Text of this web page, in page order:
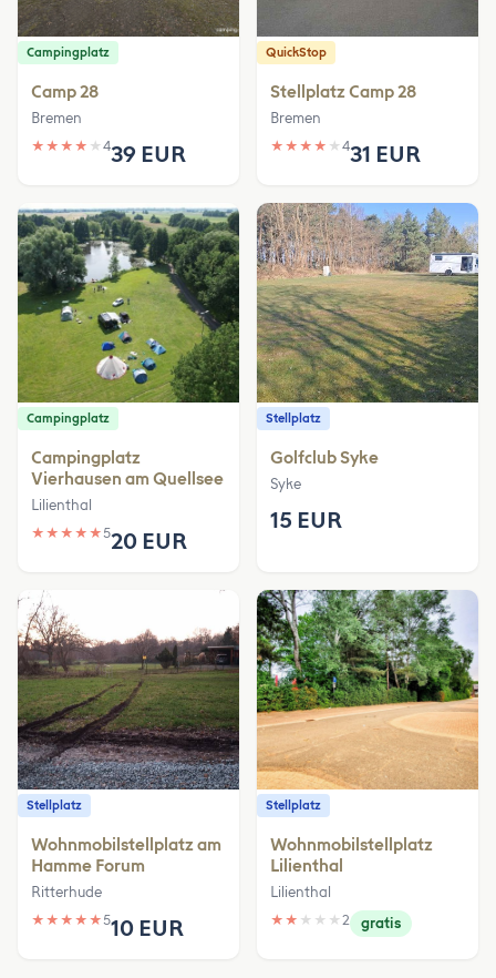
Campingplatz
Camp 28
Bremen
★ ★ ★ ★ ★ 439 EUR
QuickStop
Stellplatz Camp 28
Bremen
★ ★ ★ ★ ★ 431 EUR
Campingplatz
Campingplatz
Vierhausen am Quellsee
Lilienthal
★ ★ ★ ★ ★520 EUR
Stellplatz
Golfclub Syke
Syke
15 EUR
Stellplatz
Wohnmobilstellplatz am
Hamme Forum
Ritterhude
★ ★ ★ ★ ★510 EUR
Stellplatz
Wohnmobilstellplatz
Lilienthal
Lilienthal
★ ★ ★ ★ ★ 2 gratis